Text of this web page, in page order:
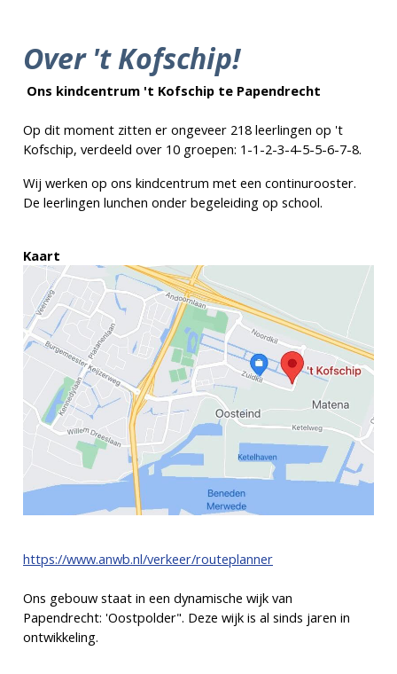
Over 't Kofschip!
Ons kindcentrum 't Kofschip te Papendrecht
Op dit moment zitten er ongeveer 218 leerlingen op 't
Kofschip, verdeeld over 10 groepen: 1-1-2-3-4-5-5-6-7-8.
Wij werken op ons kindcentrum met een continurooster.
De leerlingen lunchen onder begeleiding op school.
Kaart
https://www.anwb.nl/verkeer/routeplanner
Ons gebouw staat in een dynamische wijk van
Papendrecht: 'Oostpolder". Deze wijk is al sinds jaren in
ontwikkeling.